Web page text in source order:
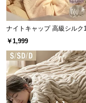
ト
お
知
ら
せ
ナイトキャップ 高級シルク
￥1,999